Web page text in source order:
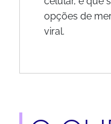
opções de
viral.